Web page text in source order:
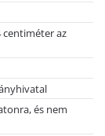
centiméter az
és nem